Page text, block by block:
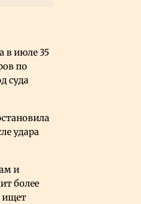
в июле 35
по
суда
удара
и
более
ищет